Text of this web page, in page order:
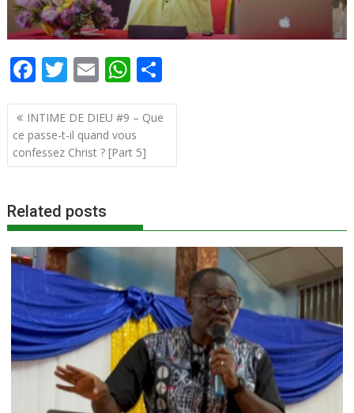
F
ac
e
b
o
k
T
w
itt
er
E
m
ai
l
W
h
at
s
A
p
ar
ta
er
Navigation
de
l’article
INTIME DE DIEU #9 – Que
ce passe-t-il quand vous
confessez Christ ? [Part 5]
Related posts